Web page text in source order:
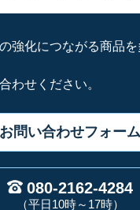
強化につながる商品
わせください。
お問い合わせフォーム
080-2162-4284
（平日10時～17時）